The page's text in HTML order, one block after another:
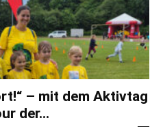
– mit dem Aktivtag
der...